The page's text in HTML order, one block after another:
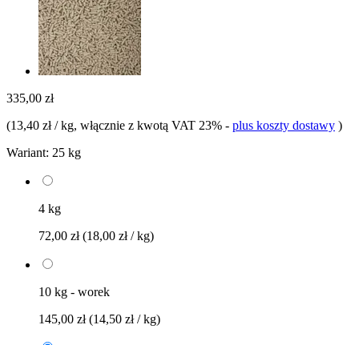
335,00 zł
(13,40 zł / kg, włącznie z kwotą VAT 23% - plus koszty dostawy )
Wariant: 25 kg
4 kg
72,00 zł(18,00 zł / kg)
10 kg - worek
145,00 zł(14,50 zł / kg)